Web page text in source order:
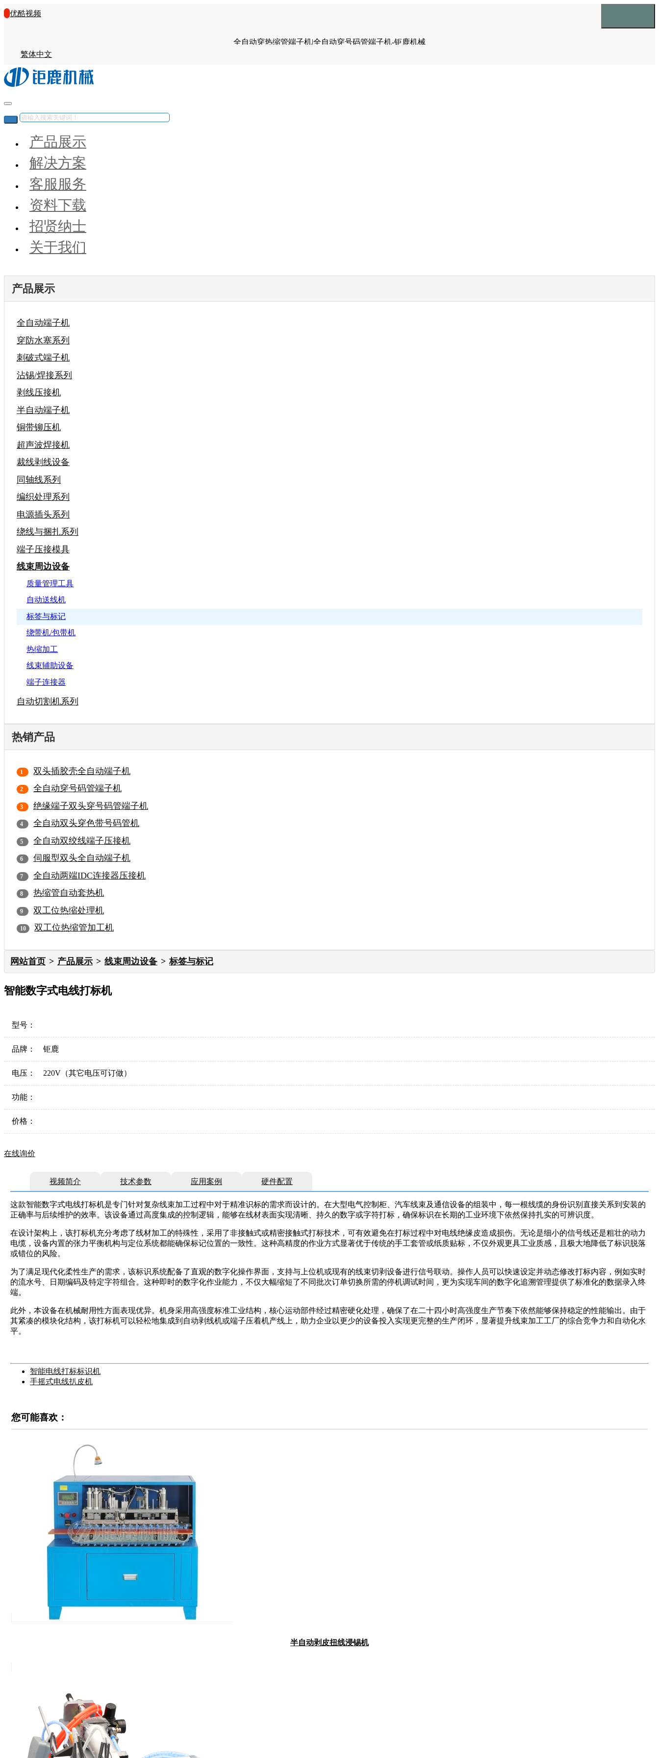
优酷视频
全自动穿热缩管端子机|全自动穿号码管端子机-钜鹿机械
繁体中文
产品展示
解决方案
客服服务
资料下载
招贤纳士
关于我们
产品展示
全自动端子机
穿防水塞系列
刺破式端子机
沾锡/焊接系列
剥线压接机
半自动端子机
铜带铆压机
超声波焊接机
裁线剥线设备
同轴线系列
编织处理系列
电源插头系列
绕线与捆扎系列
端子压接模具
线束周边设备
质量管理工具
自动送线机
标签与标记
绕带机/包带机
热缩加工
线束辅助设备
端子连接器
自动切割机系列
热销产品
双头插胶壳全自动端子机
全自动穿号码管端子机
绝缘端子双头穿号码管端子机
全自动双头穿色带号码管机
全自动双绞线端子压接机
伺服型双头全自动端子机
全自动两端IDC连接器压接机
热缩管自动套热机
双工位热缩处理机
双工位热缩管加工机
网站首页 产品展示 线束周边设备 标签与标记
智能数字式电线打标机
型号：
品牌： 钜鹿
电压： 220V（其它电压可订做）
功能：
价格：
在线询价
视频简介 技术参数 应用案例 硬件配置
这款智能数字式电线打标机是专门针对复杂线束加工过程中对于精准识标的需求而设计的。在大型电气控制柜、汽车线束及通信设备的组装中，每一根线缆的身份识别直接关系到安装的
正确率与后续维护的效率。该设备通过高度集成的控制逻辑，能够在线材表面实现清晰、持久的数字或字符打标，确保标识在长期的工业环境下依然保持扎实的可辨识度。
在设计架构上，该打标机充分考虑了线材加工的特殊性，采用了非接触式或精密接触式打标技术，可有效避免在打标过程中对电线绝缘皮造成损伤。无论是细小的信号线还是粗壮的动力
电缆，设备内置的张力平衡机构与定位系统都能确保标记位置的一致性。这种高精度的作业方式显著优于传统的手工套管或纸质贴标，不仅外观更具工业质感，且极大地降低了标识脱落
或错位的风险。
为了满足现代化柔性生产的需求，该标识系统配备了直观的数字化操作界面，支持与上位机或现有的线束切剥设备进行信号联动。操作人员可以快速设定并动态修改打标内容，例如实时
的流水号、日期编码及特定字符组合。这种即时的数字化作业能力，不仅大幅缩短了不同批次订单切换所需的停机调试时间，更为实现车间的数字化追溯管理提供了标准化的数据录入终
端。
此外，本设备在机械耐用性方面表现优异。机身采用高强度标准工业结构，核心运动部件经过精密硬化处理，确保了在二十四小时高强度生产节奏下依然能够保持稳定的性能输出。由于
其紧凑的模块化结构，该打标机可以轻松地集成到自动剥线机或端子压着机产线上，助力企业以更少的设备投入实现更完整的生产闭环，显著提升线束加工工厂的综合竞争力和自动化水
平。
智能电线打标标识机
手摇式电线扒皮机
您可能喜欢：
半自动剥皮扭线浸锡机